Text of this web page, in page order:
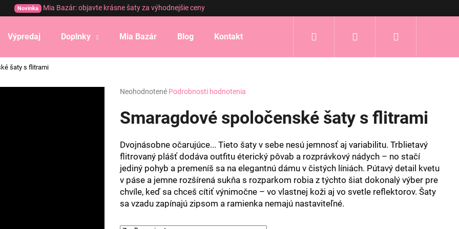
Novinka Mia Bazár: objavte krásne šaty za výhodnejšie ceny
Výpredaj Doplnky Mia Bazár Blog Kontakt Prihlásenie
šaty s flitrami
Priemerné
produktu
je
5
hviezdičiek.
Neohodnotené Podrobnosti hodnotenia
Smaragdové spoločenské šaty s flitrami
Dvojnásobne očarujúce... Tieto šaty v sebe nesú jemnosť aj variabilitu. Trblietavý
flitrovaný plášť dodáva outfitu éterický pôvab a rozprávkový nádych – no stačí
jediný pohyb a premeníš sa na elegantnú dámu v čistých líniách. Pútavý detail kvetu
v páse a jemne rozšírená sukňa s rozparkom robia z týchto šiat dokonalý výber pre
chvíle, keď sa chceš cítiť výnimočne – vo vlastnej koži aj vo svetle reflektorov. Šaty
sa vzadu zapínajú zipsom a ramienka nemajú nastaviteľné.
Čo potrebujete nájsť?
HĽADAŤ